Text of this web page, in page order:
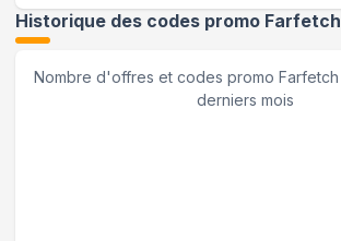
Historique des codes promo Farfetch
Nombre d'offres et codes promo Farfetch
derniers mois